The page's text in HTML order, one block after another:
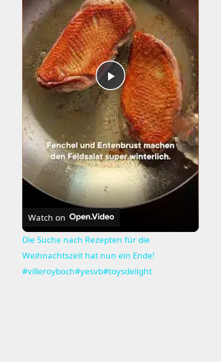
Play
Video
Watch on
Die Suche nach Rezepten für die
Weihnachtszeit hat nun ein Ende!
#villeroyboch#yesvb#toysdelight